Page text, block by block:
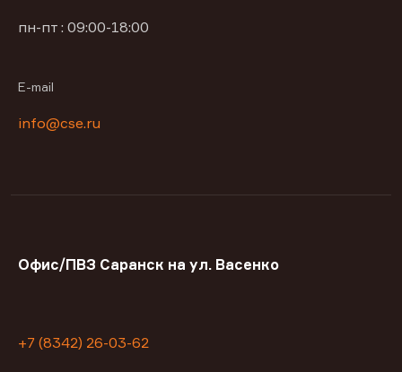
пн-пт : 09:00-18:00
E-mail
info@cse.ru
Офис/ПВЗ Саранск на ул. Васенко
+7 (8342) 26-03-62